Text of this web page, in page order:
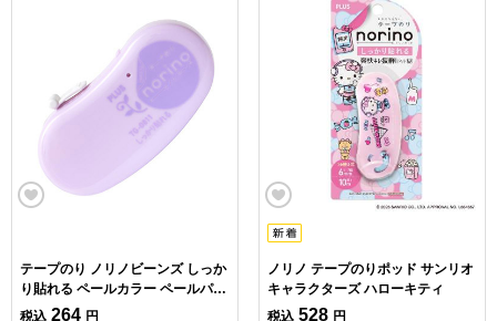
テープのり ノリノビーンズ しっか
り貼れる ペールカラー ペールパー
ル
税込 264 円
ノリノ テープのりポッド サンリオ
キャラクターズ ハローキティ
税込 528 円